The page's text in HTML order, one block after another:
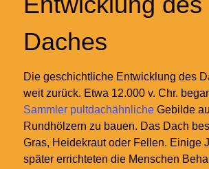
Daches
Die geschichtliche Entwicklung des
weit zurück. Etwa 12.000 v. Chr.
Sammler pultdachähnliche Gebilde
Rundhölzern zu bauen. Das Dach
Gras, Heidekraut oder Fellen. Einige
später errichteten die Menschen